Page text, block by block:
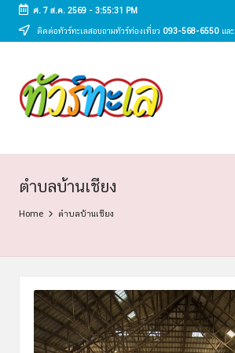
Skip
content
ศ. 7 ส.ค. 2569- 3:55:31 PM
ติดต่อทัวร์ทะเลสอบถามทัวร์ท่องเที่ยว 093-568-6550และ
ทั
ว
ท
ะ
เ
ทัวร์
ทะเล
ราคา
แพ็ก
จ
ทะเล
ไทย
ตำบลบ้านเชียง
Home ตำบลบ้านเชียง